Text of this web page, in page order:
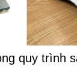
quy trình